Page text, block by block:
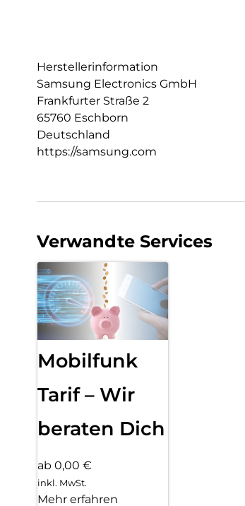
Herstellerinformation
Samsung Electronics GmbH
Frankfurter Straße 2
65760 Eschborn
Deutschland
https://samsung.com
Verwandte Services
Mobilfunk
Tarif – Wir
beraten Dich
ab 0,00 €
inkl. MwSt.
Mehr erfahren